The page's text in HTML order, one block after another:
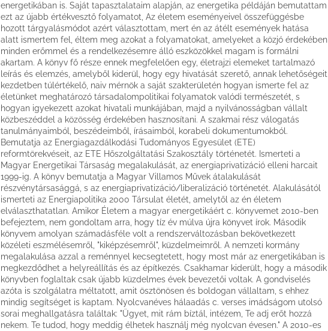
energetikában is. Saját tapasztalataim alapján, az energetika példáján bemutattam
ezt az újabb értékvesztő folyamatot, Az életem eseményeivel összefüggésbe
hozott tárgyalásmódot azért választottam, mert én az átélt események hatása
alatt ismertem fel, éltem meg azokat a folyamatokat, amelyeket a közjó érdekében
minden erőmmel és a rendelkezésemre álló eszközökkel magam is formálni
akartam. A könyv fő része ennek megfelelően egy, életrajzi elemeket tartalmazó
leírás és elemzés, amelyből kiderül, hogy egy hivatását szerető, annak lehetőségeit
kezdetben túlértékelő, naiv mérnök a saját szakterületén hogyan ismerte fel az
életünket meghatározó társadalompolitikai folyamatok valódi természetét, s
hogyan igyekezett azokat hivatali munkájában, majd a nyilvánosságban vállalt
közbeszéddel a közösség érdekében hasznosítani. A szakmai rész válogatás
tanulmányaimból, beszédeimből, írásaimból, korabeli dokumentumokból.
Bemutatja az Energiagazdálkodási Tudományos Egyesület (ETE)
reformtörekvéseit, az ETE Hőszolgáltatási Szakosztály történetét. Ismerteti a
Magyar Energetikai Társaság megalakulását, az energiaprivatizáció elleni harcait
1999-ig. A könyv bemutatja a Magyar Villamos Művek átalakulását
részvénytársasággá, s az energiaprivatizáció/liberalizáció történetét. Alakulásától
ismerteti az Energiapolitika 2000 Társulat életét, amelytől az én életem
elválaszthatatlan. Amikor Életem a magyar energetikáért c. könyvemet 2010-ben
befejeztem, nem gondoltam arra, hogy tíz év múlva újra könyvet írok. Második
könyvem amolyan számadásféle volt a rendszerváltozásban bekövetkezett
közéleti eszmélésemről, "kiképzésemről", küzdelmeimről. A nemzeti kormány
megalakulása azzal a reménnyel kecsegtetett, hogy most már az energetikában is
megkezdődhet a helyreállítás és az építkezés. Csakhamar kiderült, hogy a második
könyvben foglaltak csak újabb küzdelmes évek bevezetői voltak. A gondviselés
azóta is szolgálatra méltatott, amit ösztönösen és boldogan vállaltam, s ehhez
mindig segítséget is kaptam. Nyolcvanéves hálaadás c. verses imádságom utolsó
sorai meghallgatásra találtak: "Ügyet, mit rám bíztál, intézem, Te adj erőt hozzá
nekem. Te tudod, hogy meddig élhetek használj még nyolcvan évesen." A 2010-es